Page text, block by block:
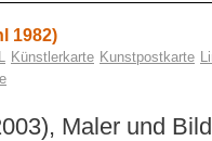
1982)
Künstlerkarte Kunstpostkarte
Maler und